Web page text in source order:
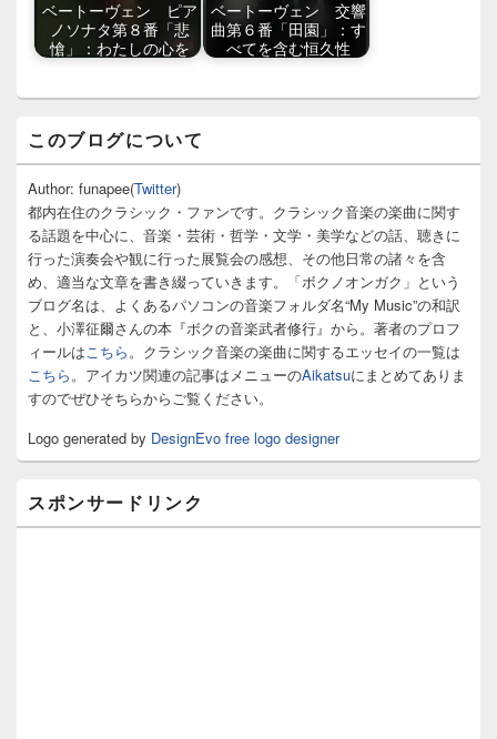
ベートーヴェン ピア
ノソナタ第８番「悲
愴」：わたしの心を
ベートーヴェン 交響
曲第６番「田園」：す
べてを含む恒久性
ン
サ
イ
バ
ー
ウ
ィ
ト
ア
このブログについて
Author: funapee(Twitter)
都内在住のクラシック・ファンです。クラシック音楽の楽曲に関す
る話題を中心に、音楽・芸術・哲学・文学・美学などの話、聴きに
行った演奏会や観に行った展覧会の感想、その他日常の諸々を含
め、適当な文章を書き綴っていきます。「ボクノオンガク」という
ブログ名は、よくあるパソコンの音楽フォルダ名“My Music”の和訳
と、小澤征爾さんの本『ボクの音楽武者修行』から。著者のプロフ
ィールはこちら。クラシック音楽の楽曲に関するエッセイの一覧は
こちら。アイカツ関連の記事はメニューのAikatsuにまとめてありま
すのでぜひそちらからご覧ください。
Logo generated by DesignEvo free logo designer
スポンサードリンク